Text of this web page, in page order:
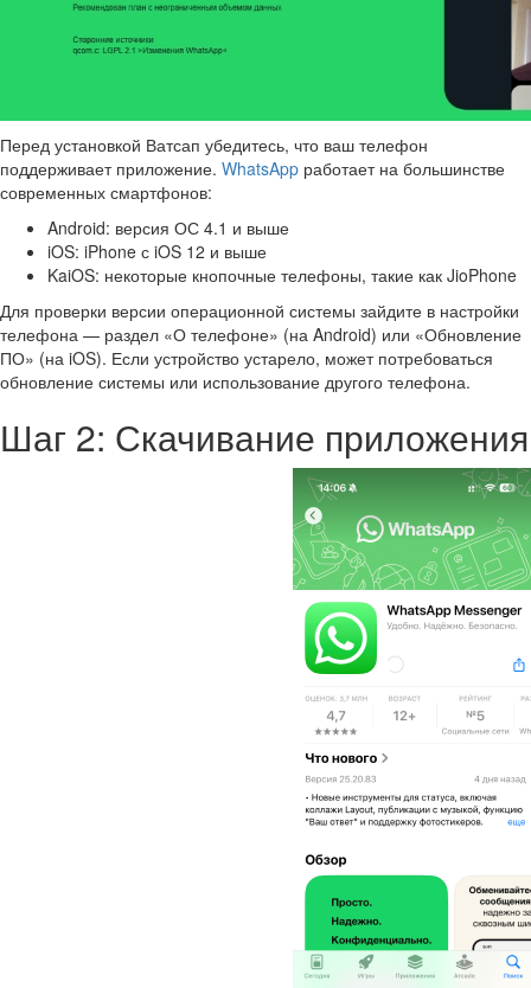
Перед установкой Ватсап убедитесь, что ваш телефон
поддерживает приложение. WhatsApp работает на большинстве
современных смартфонов:
Android: версия ОС 4.1 и выше
iOS: iPhone с iOS 12 и выше
KaiOS: некоторые кнопочные телефоны, такие как JioPhone
Для проверки версии операционной системы зайдите в настройки
телефона — раздел «О телефоне» (на Android) или «Обновление
ПО» (на iOS). Если устройство устарело, может потребоваться
обновление системы или использование другого телефона.
Шаг 2: Скачивание приложения